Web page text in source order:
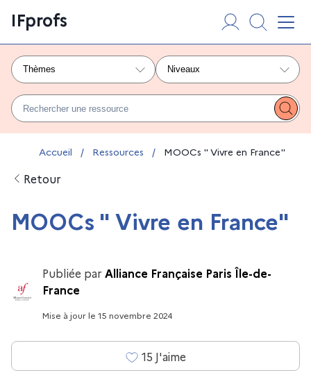
au
contenu
IFprofs
Thèmes Niveaux
Rechercher une ressource
Vous êtes ici :
Accueil / Ressources / MOOCs " Vivre en France"
Retour
MOOCs " Vivre en France"
Publiée parAlliance Française Paris Île-de-
France
Mise à jourle 15 novembre 2024
15 J'aime